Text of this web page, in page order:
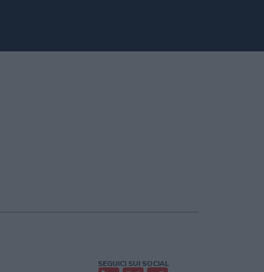
SEGUICI SUI SOCIAL